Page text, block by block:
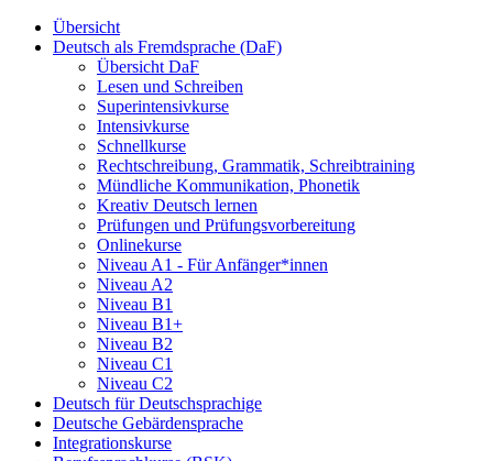
Übersicht
Deutsch als Fremdsprache (DaF)
Übersicht DaF
Lesen und Schreiben
Superintensivkurse
Intensivkurse
Schnellkurse
Rechtschreibung, Grammatik, Schreibtraining
Mündliche Kommunikation, Phonetik
Kreativ Deutsch lernen
Prüfungen und Prüfungsvorbereitung
Onlinekurse
Niveau A1 - Für Anfänger*innen
Niveau A2
Niveau B1
Niveau B1+
Niveau B2
Niveau C1
Niveau C2
Deutsch für Deutschsprachige
Deutsche Gebärdensprache
Integrationskurse